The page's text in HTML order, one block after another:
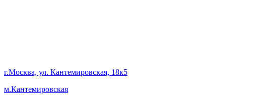
г.Москва, ул. Кантемировская, 18к5
м.Кантемировская